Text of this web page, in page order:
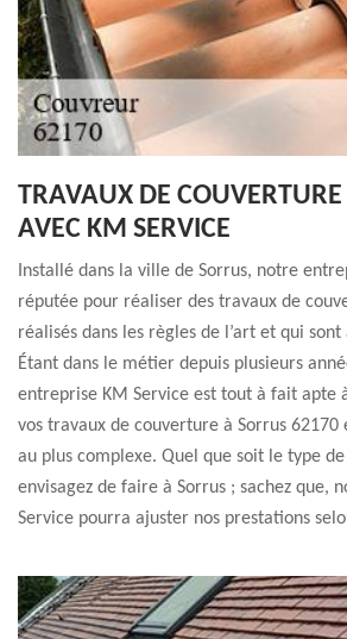
TRAVAUX DE COUVERTURE
AVEC KM SERVICE
Installé dans la ville de Sorrus, notre
réputée pour réaliser des travaux de
réalisés dans les règles de l’art et qui
Étant dans le métier depuis plusieurs
entreprise KM Service est tout à fait apte
vos travaux de couverture à Sorrus 62170
au plus complexe. Quel que soit le type
envisagez de faire à Sorrus ; sachez que,
Service pourra ajuster nos prestations